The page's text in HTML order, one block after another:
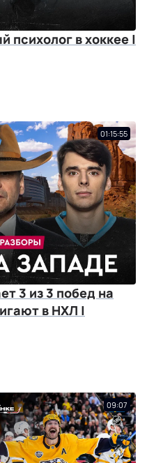
психолог в хоккее |
01:15:55
3 из 3 побед на
в НХЛ |
09:07